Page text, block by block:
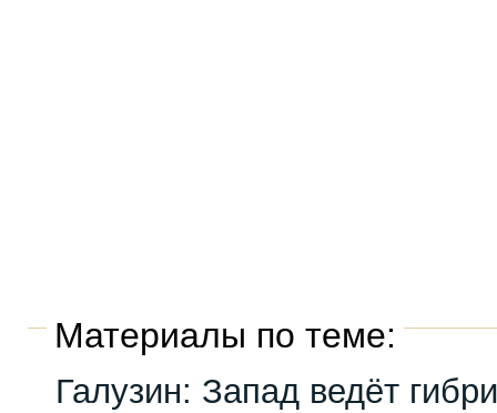
Материалы по теме:
Галузин: Запад ведёт